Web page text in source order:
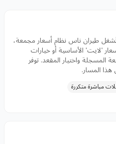
سعودي. تُشغل طيران ناس نظام أسعار مجمعة،
'لايت' الأساسية أو خيارات
المسجلة واختيار المقعد. توفر
المسار.
مباشرة متكررة